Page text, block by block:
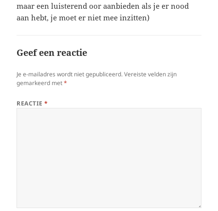
maar een luisterend oor aanbieden als je er nood
aan hebt, je moet er niet mee inzitten)
Geef een reactie
Je e-mailadres wordt niet gepubliceerd. Vereiste velden zijn
gemarkeerd met*
REACTIE*